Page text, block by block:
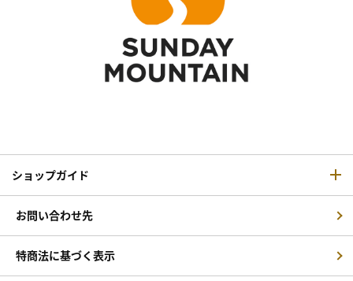
ショップガイド
お問い合わせ先
特商法に基づく表示